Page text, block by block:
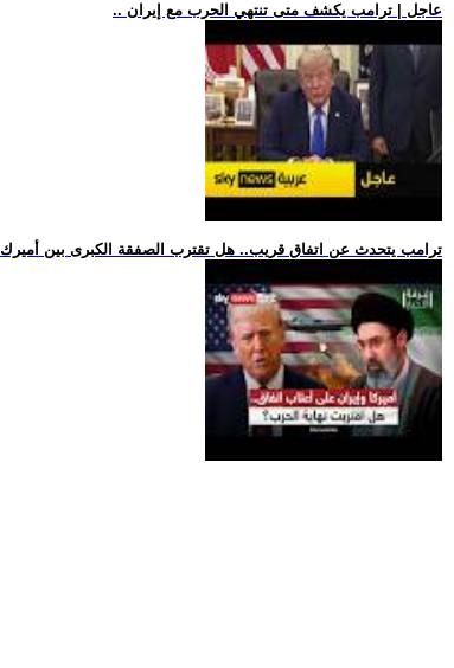
.. عاجل | ترامب يكشف متى تنتهي الحرب مع إيران
.. ترامب يتحدث عن اتفاق قريب.. هل تقترب الصفقة الكبرى بين أميرك